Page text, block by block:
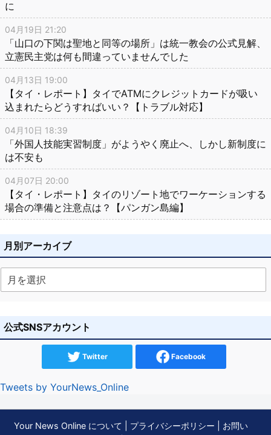
に
04月19日 21:20
「山口の下関は聖地と同等の場所」は統一教会の公式見解、
立憲民主党は何も間違っていませんでした
04月13日 19:00
【タイ・レポート】タイでATMにクレジットカードが吸い
込まれたらどうすればいい？【トラブル対応】
04月10日 18:39
「外国人技能実習制度」がようやく廃止へ、しかし新制度に
は不安も
04月07日 20:00
【タイ・レポート】タイのリゾート地でワーケーションする
場合の準備と注意点は？【パンガン島編】
月別アーカイブ
公式SNSアカウント
Twitter Facebook
Tweets by YourNews_Online
Your News Online について プライバシーポリシー
お問い